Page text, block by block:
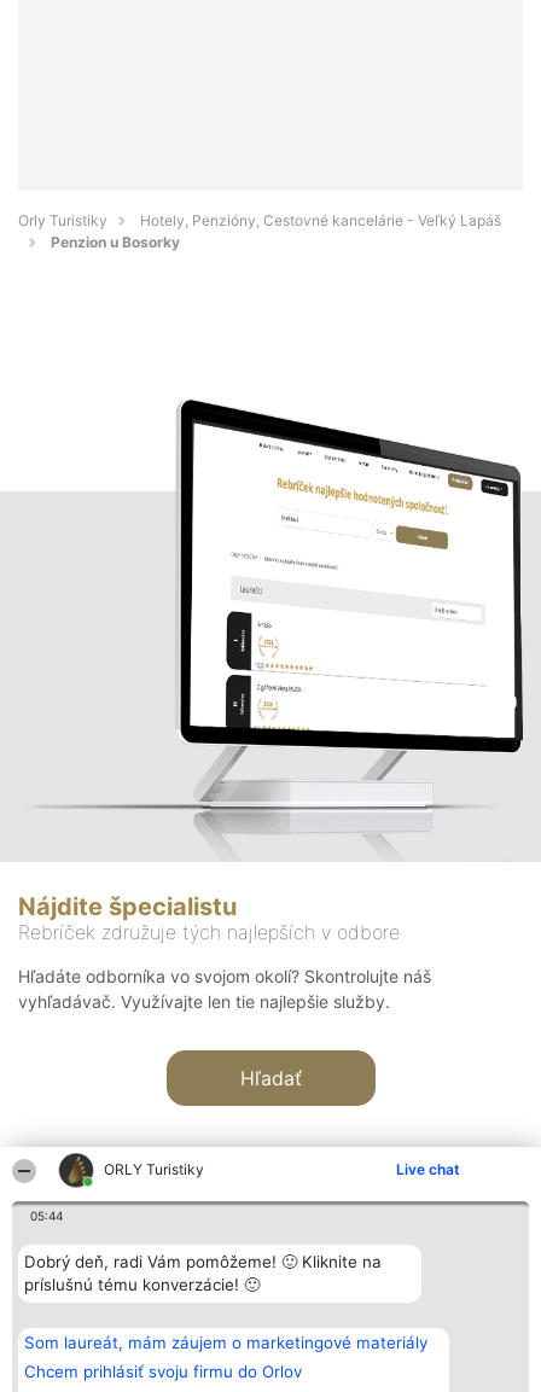
ORLY Turistiky Live chat
05:44
Dobrý deň, radi Vám pomôžeme! 🙂 Kliknite na
príslušnú tému konverzácie! 🙂
Som laureát, mám záujem o marketingové materiály
Chcem prihlásiť svoju firmu do Orlov
Orly Turistiky
Hotely, Penzióny, Cestovné kancelárie - Veľký Lapáš
Penzion u Bosorky
Nájdite špecialistu
Rebríček združuje tých najlepších v odbore
Hľadáte odborníka vo svojom okolí? Skontrolujte náš
vyhľadávač. Využívajte len tie najlepšie služby.
Hľadať
Organizátor hodnotenia
Bright Side Solutions sp. z o.
o. sp. k.
Wrocław 50-079
KRS 0000749100 | Regon
381313360 | NIP 8943132676
+48 508 492 400
Hodnotenie
Laureáti
Lista
Laureatów
Podmienky
Obchodné
podmienky
Kontakt
Kontakt